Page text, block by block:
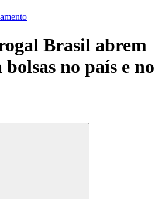
Brasil abrem
bolsas no país e no